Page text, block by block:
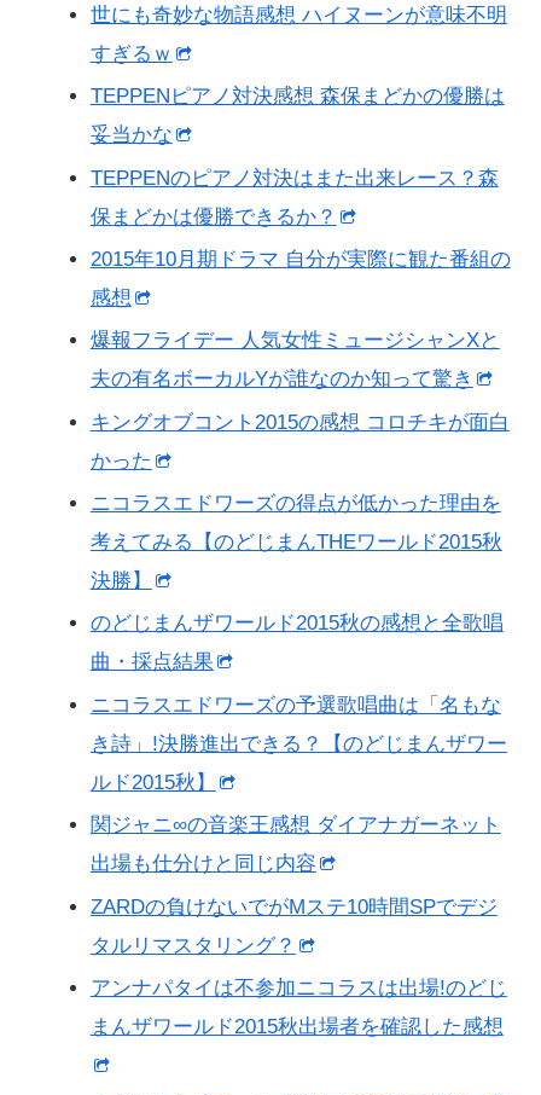
世にも奇妙な物語感想 ハイヌーンが意味不明
すぎるｗ
TEPPENピアノ対決感想 森保まどかの優勝は
妥当かな
TEPPENのピアノ対決はまた出来レース？森
保まどかは優勝できるか？
2015年10月期ドラマ 自分が実際に観た番組の
感想
爆報フライデー 人気女性ミュージシャンXと
夫の有名ボーカルYが誰なのか知って驚き
キングオブコント2015の感想 コロチキが面白
かった
ニコラスエドワーズの得点が低かった理由を
考えてみる【のどじまんTHEワールド2015秋
決勝】
のどじまんザワールド2015秋の感想と全歌唱
曲・採点結果
ニコラスエドワーズの予選歌唱曲は「名もな
き詩」!決勝進出できる？【のどじまんザワー
ルド2015秋】
関ジャニ∞の音楽王感想 ダイアナガーネット
出場も仕分けと同じ内容
ZARDの負けないでがMステ10時間SPでデジ
タルリマスタリング？
アンナパタイは不参加ニコラスは出場!のどじ
まんザワールド2015秋出場者を確認した感想